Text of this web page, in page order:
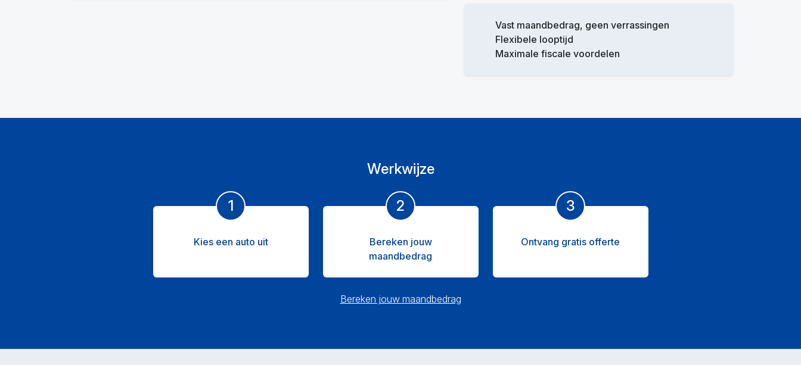
Vast maandbedrag, geen verrassingen
Flexibele looptijd
Maximale fiscale voordelen
Werkwijze
1
Kies een auto uit
2
Bereken jouw
maandbedrag
3
Ontvang gratis offerte
Bereken jouw maandbedrag